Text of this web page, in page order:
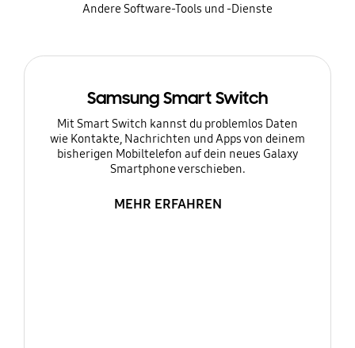
Andere Software-Tools und -Dienste
Samsung Smart Switch
Mit Smart Switch kannst du problemlos Daten
wie Kontakte, Nachrichten und Apps von deinem
bisherigen Mobiltelefon auf dein neues Galaxy
Smartphone verschieben.
MEHR ERFAHREN